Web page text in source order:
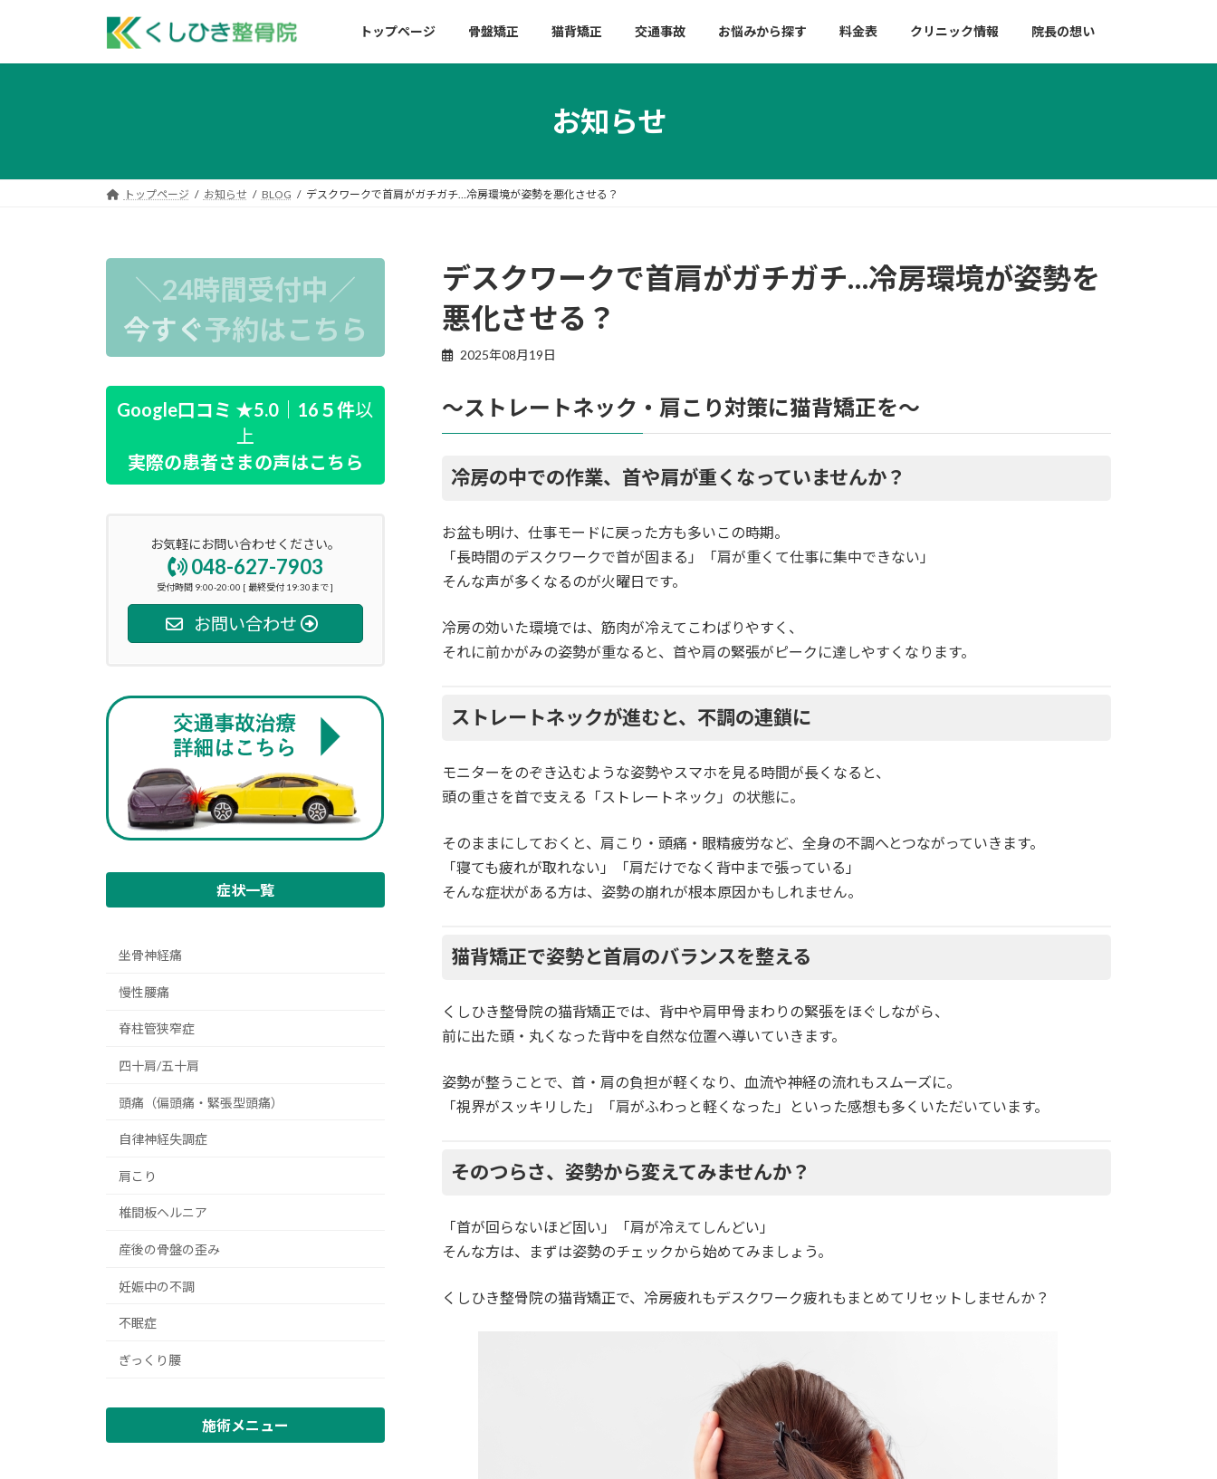
ッ
移
トップページ 骨盤矯正 猫背矯正 交通事故 お悩みから探す 料金表 クリニック情報 院長の想い
お知らせ
トップページ お知らせ BLOG デスクワークで首肩がガチガチ…冷房環境が姿勢を悪化させる？
デスクワークで首肩がガチガチ…冷房環境が姿勢を
悪化させる？
2025年08月19日
〜ストレートネック・肩こり対策に猫背矯正を〜
冷房の中での作業、首や肩が重くなっていませんか？
お盆も明け、仕事モードに戻った方も多いこの時期。
「長時間のデスクワークで首が固まる」「肩が重くて仕事に集中できない」
そんな声が多くなるのが火曜日です。
冷房の効いた環境では、筋肉が冷えてこわばりやすく、
それに前かがみの姿勢が重なると、首や肩の緊張がピークに達しやすくなります。
ストレートネックが進むと、不調の連鎖に
モニターをのぞき込むような姿勢やスマホを見る時間が長くなると、
頭の重さを首で支える「ストレートネック」の状態に。
そのままにしておくと、肩こり・頭痛・眼精疲労など、全身の不調へとつながっていきます。
「寝ても疲れが取れない」「肩だけでなく背中まで張っている」
そんな症状がある方は、姿勢の崩れが根本原因かもしれません。
猫背矯正で姿勢と首肩のバランスを整える
くしひき整骨院の猫背矯正では、背中や肩甲骨まわりの緊張をほぐしながら、
前に出た頭・丸くなった背中を自然な位置へ導いていきます。
姿勢が整うことで、首・肩の負担が軽くなり、血流や神経の流れもスムーズに。
「視界がスッキリした」「肩がふわっと軽くなった」といった感想も多くいただいています。
そのつらさ、姿勢から変えてみませんか？
「首が回らないほど固い」「肩が冷えてしんどい」
そんな方は、まずは姿勢のチェックから始めてみましょう。
くしひき整骨院の猫背矯正で、冷房疲れもデスクワーク疲れもまとめてリセットしませんか？
＼24時間受付中／
今すぐ予約はこちら
Google口コミ ★5.0｜16５件以
上
実際の患者さまの声はこちら
お気軽にお問い合わせください。
048-627-7903
受付時間 9:00-20:00 [ 最終受付 19:30まで ]
お問い合わせ
症状一覧
坐骨神経痛
慢性腰痛
脊柱管狭窄症
四十肩/五十肩
頭痛（偏頭痛・緊張型頭痛）
自律神経失調症
肩こり
椎間板ヘルニア
産後の骨盤の歪み
妊娠中の不調
不眠症
ぎっくり腰
施術メニュー